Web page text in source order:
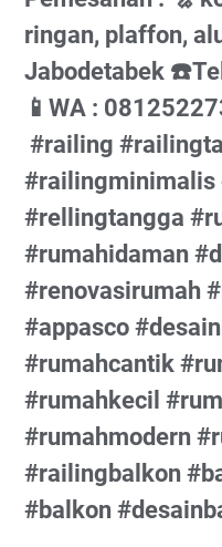
ringan, plaffon,
Jabodetabek⁠
📱WA :
#railing⁠
#railingminimalis⁠
#rellingtangga⁠
#rumahidaman⁠
#renovasirumah⁠
#appasco⁠
#rumahcantik⁠
#rumahkecil⁠
#rumahmodern⁠
#railingbalkon⁠
#balkon⁠